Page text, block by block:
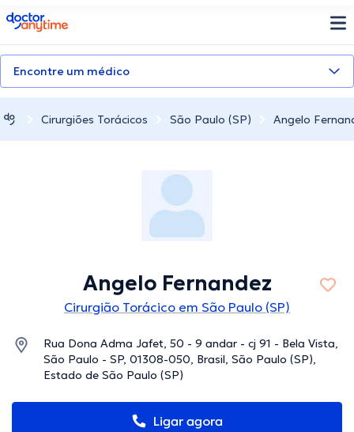
doctoranytime
Encontre um médico
Cirurgiões Torácicos São Paulo (SP) Angelo
Angelo Fernandez
Cirurgião Torácico em São Paulo (SP)
Rua Dona Adma Jafet, 50 - 9 andar - cj 91 - Bela Vista,
São Paulo - SP, 01308-050, Brasil, São Paulo (SP),
Estado de São Paulo (SP)
Ligar agora